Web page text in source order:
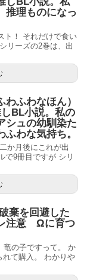
推理ものになっ
ト！ それだけで食い
リーズの2巻は、出
ふわなほん）
BL小説。私の
シュの幼馴染た
わな気持ち。
か月後にこれが出
で9冊目ですが シリ
棄を回避した
注意 Ωに育つ
の子ですって。 か
れて購入。 わかりや